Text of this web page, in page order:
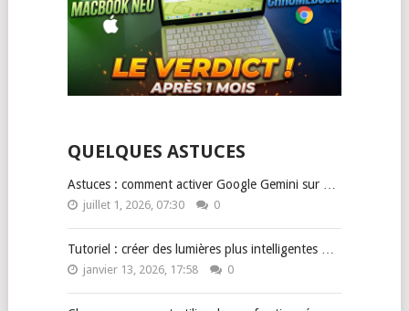
QUELQUES ASTUCES
Astuces : comment activer Google Gemini sur …
juillet 1, 2026, 07:30 0
Tutoriel : créer des lumières plus intelligentes …
janvier 13, 2026, 17:58 0